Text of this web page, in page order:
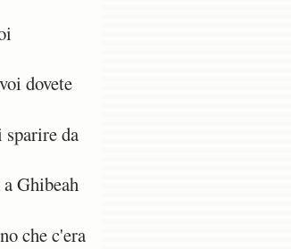
dovete
sparire da
Ghibeah
che c'era